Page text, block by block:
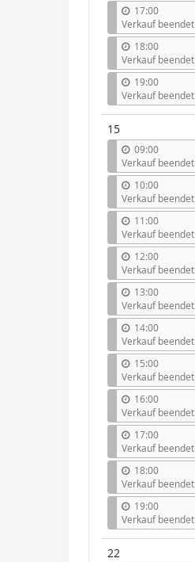
17:00
Verkauf beendet
18:00
Verkauf beendet
19:00
Verkauf beendet
15
09:00
Verkauf beendet
10:00
Verkauf beendet
11:00
Verkauf beendet
12:00
Verkauf beendet
13:00
Verkauf beendet
14:00
Verkauf beendet
15:00
Verkauf beendet
16:00
Verkauf beendet
17:00
Verkauf beendet
18:00
Verkauf beendet
19:00
Verkauf beendet
22